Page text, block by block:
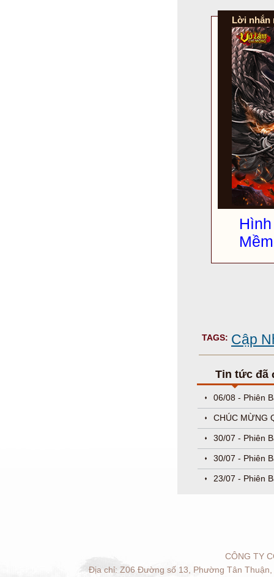
Lời nhắn
TAGS: Cập
Tin tức đã
06/08 - Phiên
CHÚC MỪNG
30/07 - Phiên
30/07 - Phiên
23/07 - Phiên
CÔNG TY
Địa chỉ: Z06 Đường số 13, Phường Tân